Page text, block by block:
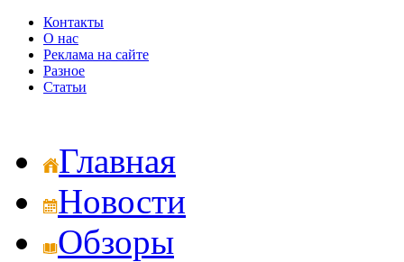
Контакты
О нас
Реклама на сайте
Разное
Статьи
Главная
Новости
Обзоры